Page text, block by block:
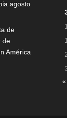
agosto
de
de
América